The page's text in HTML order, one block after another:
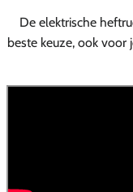
De elektrische
beste keuze, ook voor